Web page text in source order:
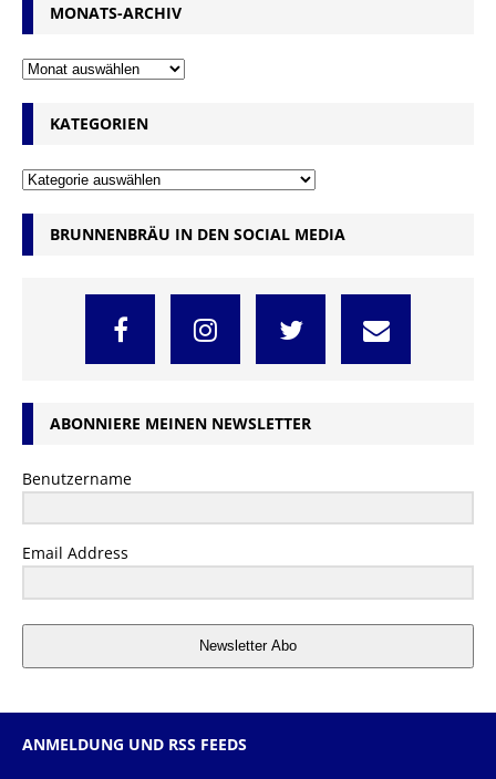
MONATS-ARCHIV
KATEGORIEN
BRUNNENBRÄU IN DEN SOCIAL MEDIA
ABONNIERE MEINEN NEWSLETTER
Benutzername
Email Address
Newsletter Abo
ANMELDUNG UND RSS FEEDS